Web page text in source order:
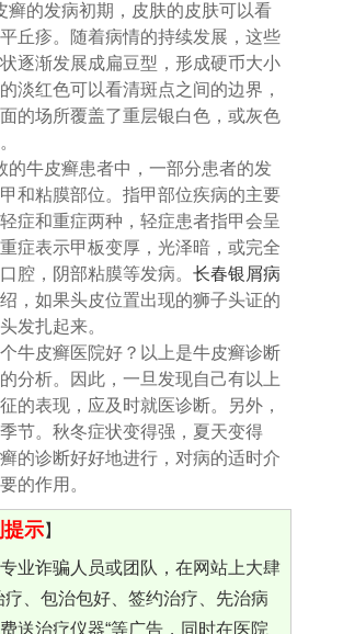
癣的发病初期，皮肤的皮肤可以看
丘疹。随着病情的持续发展，这些
逐渐发展成扁豆型，形成硬币大小
淡红色可以看清斑点之间的边界，
的场所覆盖了重层银白色，或灰色
的牛皮癣患者中，一部分患者的发
和粘膜部位。指甲部位疾病的主要
症和重症两种，轻症患者指甲会呈
症表示甲板变厚，光泽暗，或完全
腔，阴部粘膜等发病。 长春银屑病
，如果头皮位置出现的狮子头证的
发扎起来。
牛皮癣医院好？以上是牛皮癣诊断
分析。因此，一旦发现自己有以上
的表现，应及时就医诊断。另外，
节。秋冬症状变得强，夏天变得
的诊断好好地进行，对病的适时介
的作用。
示】
业诈骗人员或团队，在网站上大肆
疗、包治包好、签约治疗、先治病
送治疗仪器“等广告，同时在医院